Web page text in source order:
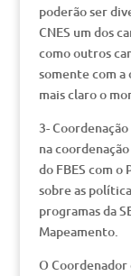
poderão ser
CNES um dos
como outros
somente com a
mais claro o
3-
na
do FBES com
sobre as
programas da
Mapeamento.
O Coordenador